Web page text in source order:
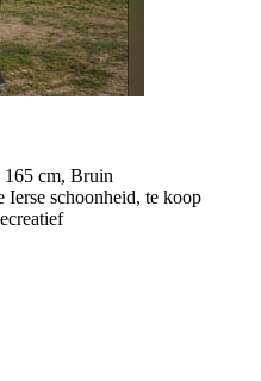
165 cm, Bruin
Ierse schoonheid, te koop